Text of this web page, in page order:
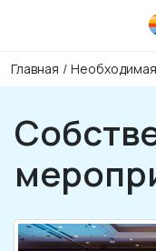
Главная /